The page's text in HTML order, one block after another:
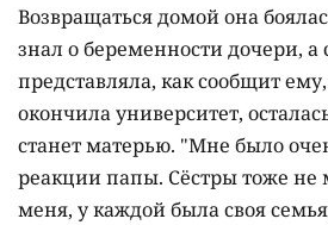
Возвращаться домой она
знал о беременности дочери,
представляла, как сообщит
окончила университет,
станет матерью. "Мне было
реакции папы. Сёстры тоже не
меня, у каждой была своя